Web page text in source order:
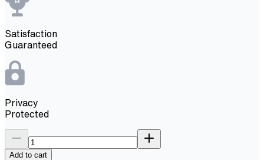
Satisfaction
Guaranteed
Privacy
Protected
Add to cart